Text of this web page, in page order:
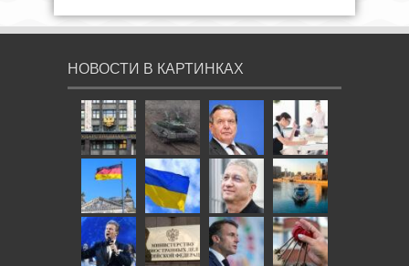
НОВОСТИ В КАРТИНКАХ